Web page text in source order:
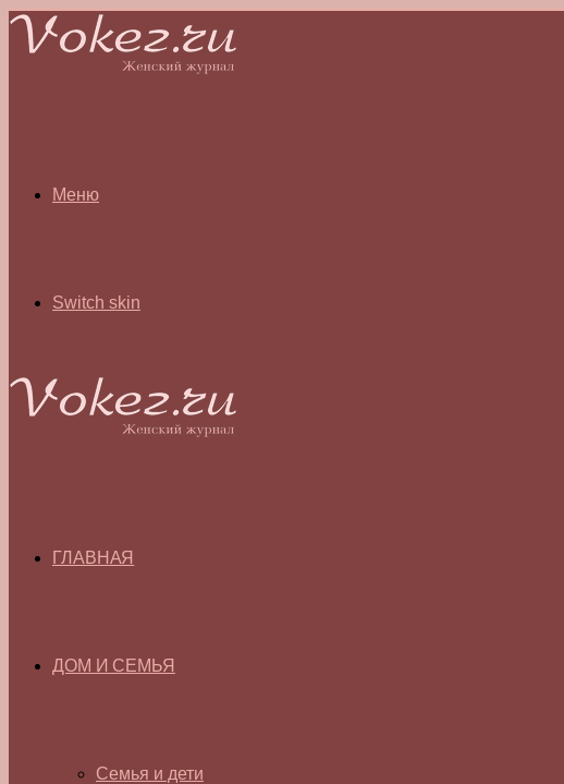
Меню
Switch skin
ГЛАВНАЯ
ДОМ И СЕМЬЯ
Семья и дети